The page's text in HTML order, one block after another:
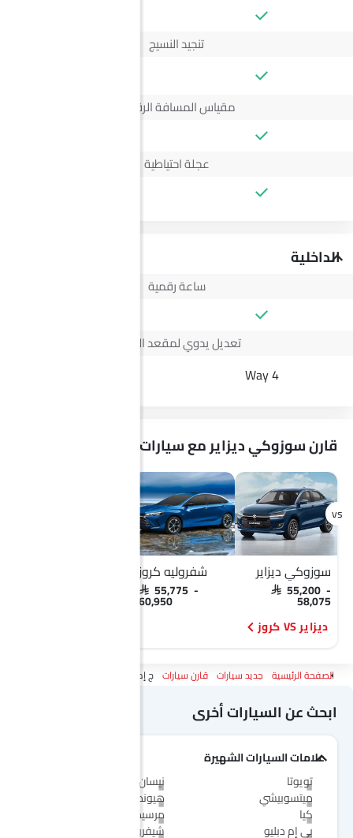
تنجيد النسيج
مقياس المسافة الرقمي
عجلة احتياطية
الداخلية
ساعة رقمية
تعديل يدوي لمقعد السائق
4 Way
قارن سوزوكي ديزاير مع سيارات مشابهة
سوزوكي ديزاير
SAR 55,200 -
58,075
شفروليه كروز
SAR 55,775 -
60,950
ديزاير VS كروز
الصفحة الرئيسية جديد سيارات قارن سيارات ج إم سي فيجوس Vs سوزوكي ديزاير
ابحث عن السيارات أخرى
علامات السيارات الشهيرة
تويوتا
نيسان
ميتسوبيشي
هيونداي
كيا
مرسيدس-بنز
بي إم دبليو
شيفروليه